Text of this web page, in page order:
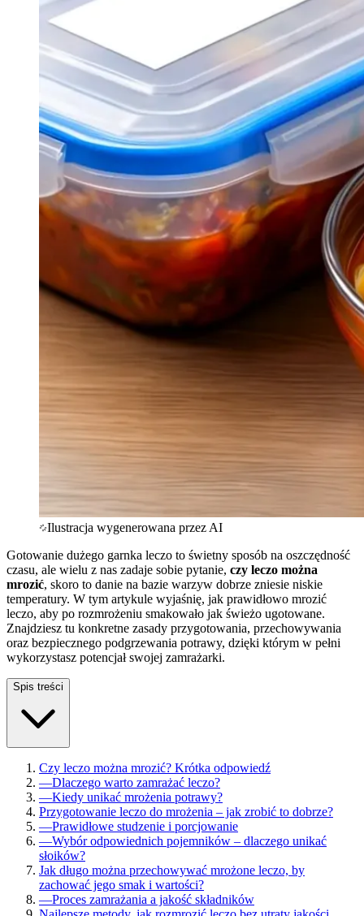
Ilustracja wygenerowana przez AI
Gotowanie dużego garnka leczo to świetny sposób na oszczędność
czasu, ale wielu z nas zadaje sobie pytanie, czy leczo można
mrozić, skoro to danie na bazie warzyw dobrze zniesie niskie
temperatury. W tym artykule wyjaśnię, jak prawidłowo mrozić
leczo, aby po rozmrożeniu smakowało jak świeżo ugotowane.
Znajdziesz tu konkretne zasady przygotowania, przechowywania
oraz bezpiecznego podgrzewania potrawy, dzięki którym w pełni
wykorzystasz potencjał swojej zamrażarki.
Spis treści
Czy leczo można mrozić? Krótka odpowiedź
—Dlaczego warto zamrażać leczo?
—Kiedy unikać mrożenia potrawy?
Przygotowanie leczo do mrożenia – jak zrobić to dobrze?
—Prawidłowe studzenie i porcjowanie
—Wybór odpowiednich pojemników – dlaczego unikać
słoików?
Jak długo można przechowywać mrożone leczo, by
zachować jego smak i wartości?
—Proces zamrażania a jakość składników